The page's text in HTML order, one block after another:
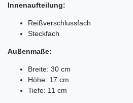
Innenaufteilung:
Reißverschlussfach
Steckfach
Außenmaße:
Breite: 30 cm
Höhe: 17 cm
Tiefe: 11 cm